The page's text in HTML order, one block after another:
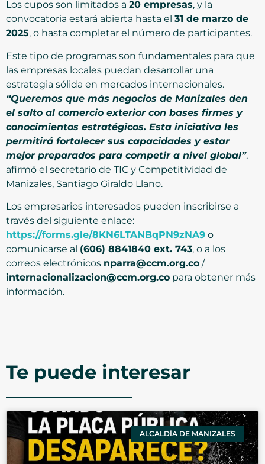
Los cupos son limitados a 20 empresas, y la
convocatoria estará abierta hasta el 31 de marzo de
2025, o hasta completar el número de participantes.
Este tipo de programas son fundamentales para que
las empresas locales puedan desarrollar una
estrategia sólida en mercados internacionales.
“Queremos que más negocios de Manizales den
el salto al comercio exterior con bases firmes y
conocimientos estratégicos. Esta iniciativa les
permitirá fortalecer sus capacidades y estar
mejor preparados para competir a nivel global”,
afirmó el secretario de TIC y Competitividad de
Manizales, Santiago Giraldo Llano.
Los empresarios interesados pueden inscribirse a
través del siguiente enlace:
https://forms.gle/8KN6LTANBqPN9zNA9 o
comunicarse al (606) 8841840 ext. 743, o a los
correos electrónicos nparra@ccm.org.co /
internacionalizacion@ccm.org.co para obtener más
información.
Te puede interesar
ALCALDÍA DE MANIZALES